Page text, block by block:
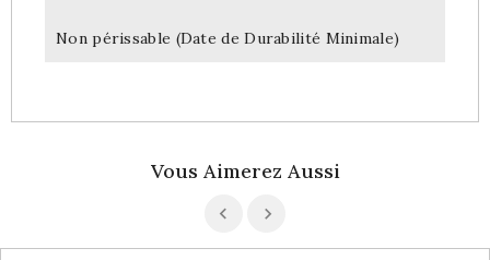
Non périssable (Date de Durabilité Minimale)
Vous Aimerez Aussi